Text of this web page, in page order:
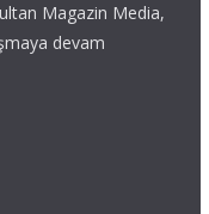
Magazin Media,
devam